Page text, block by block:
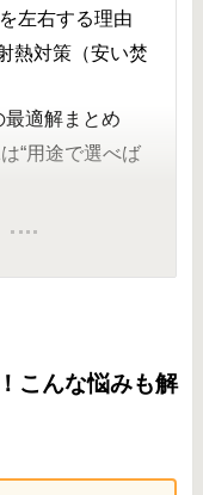
左右する理由
熱対策（安い焚
最適解まとめ
“用途で選べば
こんな悩みも解